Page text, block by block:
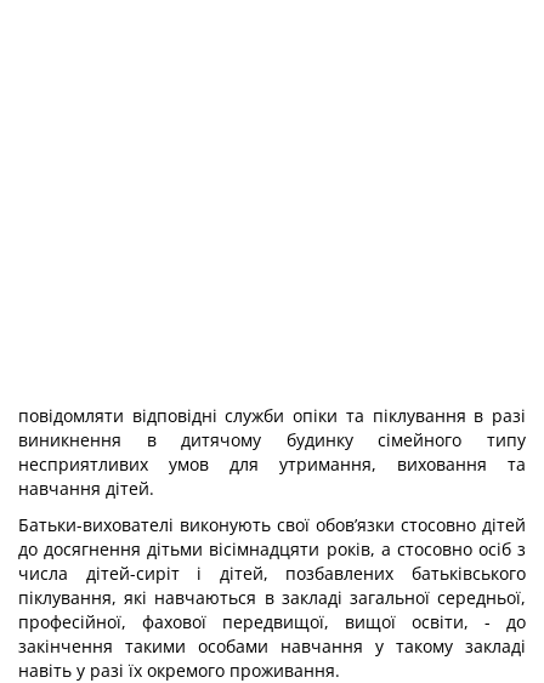
повідомляти відповідні служби опіки та піклування в разі
виникнення в дитячому будинку сімейного типу
несприятливих умов для утримання, виховання та
навчання дітей.
Батьки-вихователі виконують свої обов’язки стосовно дітей
до досягнення дітьми вісімнадцяти років, а стосовно осіб з
числа дітей-сиріт і дітей, позбавлених батьківського
піклування, які навчаються в закладі загальної середньої,
професійної, фахової передвищої, вищої освіти, - до
закінчення такими особами навчання у такому закладі
навіть у разі їх окремого проживання.